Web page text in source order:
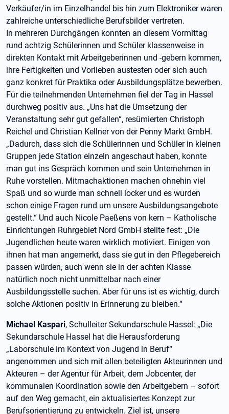
Verkäufer/in im Einzelhandel bis hin zum Elektroniker waren
zahlreiche unterschiedliche Berufsbilder vertreten.
In mehreren Durchgängen konnten an diesem Vormittag
rund achtzig Schülerinnen und Schüler klassenweise in
direkten Kontakt mit Arbeitgeberinnen und -gebern kommen,
ihre Fertigkeiten und Vorlieben austesten oder sich auch
ganz konkret für Praktika oder Ausbildungsplätze bewerben.
Für die teilnehmenden Unternehmen fiel der Tag in Hassel
durchweg positiv aus. „Uns hat die Umsetzung der
Veranstaltung sehr gut gefallen“, resümierten Christoph
Reichel und Christian Kellner von der Penny Markt GmbH.
„Dadurch, dass sich die Schülerinnen und Schüler in kleinen
Gruppen jede Station einzeln angeschaut haben, konnte
man gut ins Gespräch kommen und sein Unternehmen in
Ruhe vorstellen. Mitmachaktionen machen ohnehin viel
Spaß und so wurde man schnell locker und es wurden
schon einige Fragen rund um unsere Ausbildungsangebote
gestellt.“ Und auch Nicole Paeßens von kern – Katholische
Einrichtungen Ruhrgebiet Nord GmbH stellte fest: „Die
Jugendlichen heute waren wirklich motiviert. Einigen von
ihnen hat man angemerkt, dass sie gut in den Pflegebereich
passen würden, auch wenn sie in der achten Klasse
natürlich noch nicht unmittelbar nach einer
Ausbildungsstelle suchen. Aber für uns ist es wichtig, durch
solche Aktionen positiv in Erinnerung zu bleiben.“
Michael Kaspari, Schulleiter Sekundarschule Hassel: „Die
Sekundarschule Hassel hat die Herausforderung
„Laborschule im Kontext von Jugend in Beruf“
angenommen und sich mit allen beteiligten Akteurinnen und
Akteuren – der Agentur für Arbeit, dem Jobcenter, der
kommunalen Koordination sowie den Arbeitgebern – sofort
auf den Weg gemacht, ein aktualisiertes Konzept zur
Berufsorientierung zu entwickeln. Ziel ist, unsere